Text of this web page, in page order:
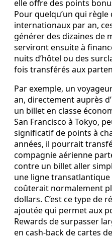
elle offre des points
Pour quelqu’un qui règle
internationaux par an,
générer des dizaines de
serviront ensuite à
nuits d’hôtel ou des
fois transférés aux
Par exemple, un
an, directement auprès
un billet en classe
San Francisco à Tokyo,
significatif de points à
années, il pourrait
compagnie aérienne
contre un billet aller
une ligne
coûterait normalement
dollars. C’est ce type de
ajoutée qui permet aux
Rewards de surpasser
en cash‑back de cartes